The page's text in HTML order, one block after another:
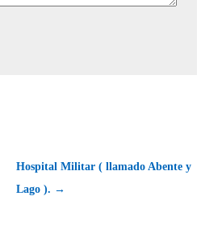
Hospital Militar ( llamado Abente y
Lago ). →